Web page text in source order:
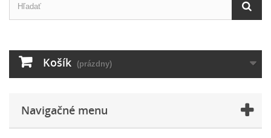
Košík (prázdny)
Navigačné menu